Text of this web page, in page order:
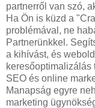
partnerről van szó,
Ha Ön is küzd a
problémával, ne
Partnerünkkel.
a kihívást, és
SEO és online
Manapság egyre
marketing